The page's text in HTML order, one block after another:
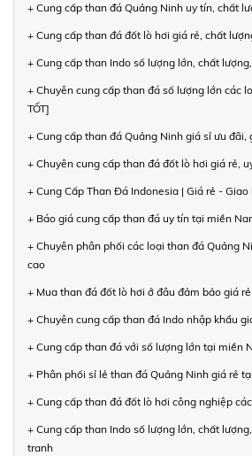
+ Cung cấp than đá Quảng Ninh uy tín, chất
+ Cung cấp than đá đốt lò hơi giá rẻ, chất
+ Cung cấp than Indo số lượng lớn, chất
+ Chuyên cung cấp than đá số lượng lớn các
TỐT]
+ Cung cấp than đá Quảng Ninh giá sỉ ưu đãi,
+ Chuyên cung cấp than đá đốt lò hơi giá rẻ,
+ Cung Cấp Than Đá Indonesia | Giá rẻ -
+ Báo giá cung cấp than đá uy tín tại miền
+ Chuyên phân phối các loại than đá Quảng
cao
+ Mua than đá đốt lò hơi ở đâu đảm bảo giá
+ Chuyên cung cấp than đá Indo nhập khẩu
+ Cung cấp than đá với số lượng lớn tại miền
+ Phân phối sỉ lẻ than đá Quảng Ninh giá rẻ
+ Cung cấp than đá đốt lò hơi công nghiệp
+ Cung cấp than Indo số lượng lớn, chất
tranh